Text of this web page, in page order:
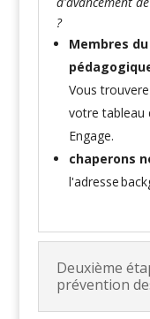
?
Membres
Vous
votre tableau
Engage.
chaperons
l'adresse
Deuxième
prévention